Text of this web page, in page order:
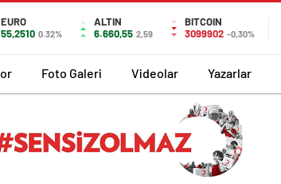
EURO
55,2510 0.32%
ALTIN
6.660,55 2,59
BITCOIN
3099902 -0,30%
Foto Galeri Videolar Yazarlar